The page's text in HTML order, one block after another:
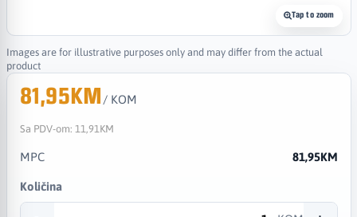
Tap to zoom
Images are for illustrative purposes only and may differ from the actual
product
81,95KM / KOM
Sa PDV-om: 11,91KM
MPC 81,95KM
Količina